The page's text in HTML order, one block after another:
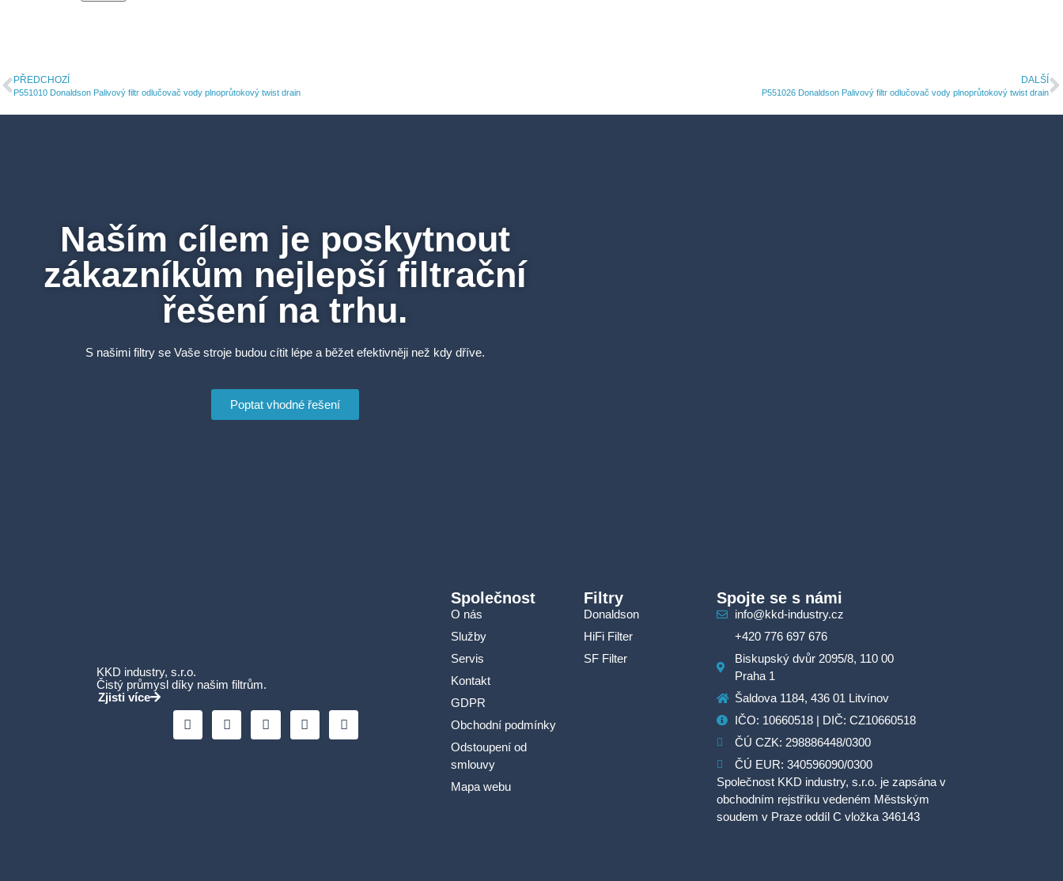
PŘEDCHOZÍ
P551010 Donaldson Palivový filtr odlučovač vody plnoprůtokový twist drain
DALŠÍ
P551026 Donaldson Palivový filtr odlučovač vody plnoprůtokový twist drain
Naším cílem je poskytnout
zákazníkům nejlepší filtrační
řešení na trhu.
S našimi filtry se Vaše stroje budou cítit lépe a běžet efektivněji než kdy dříve.
Poptat vhodné řešení
KKD industry, s.r.o.
Čistý průmysl díky našim filtrům.
Zjisti více
Společnost
O nás
Služby
Servis
Kontakt
GDPR
Obchodní podmínky
Odstoupení od
smlouvy
Mapa webu
Filtry
Donaldson
HiFi Filter
SF Filter
Spojte se s námi
info@kkd-industry.cz
+420 776 697 676
Biskupský dvůr 2095/8, 110 00
Praha 1
Šaldova 1184, 436 01 Litvínov
IČO: 10660518 | DIČ: CZ10660518
ČÚ CZK: 298886448/0300
ČÚ EUR: 340596090/0300
Společnost KKD industry, s.r.o. je zapsána v
obchodním rejstříku vedeném Městským
soudem v Praze oddíl C vložka 346143